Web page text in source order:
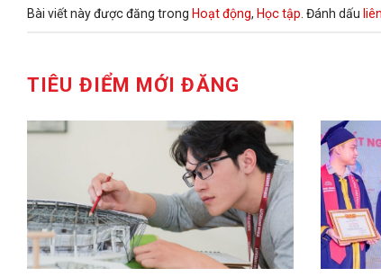
Bài viết này được đăng trong Hoạt động, Học tập . Đánh dấu
TIÊU ĐIỂM MỚI ĐĂNG